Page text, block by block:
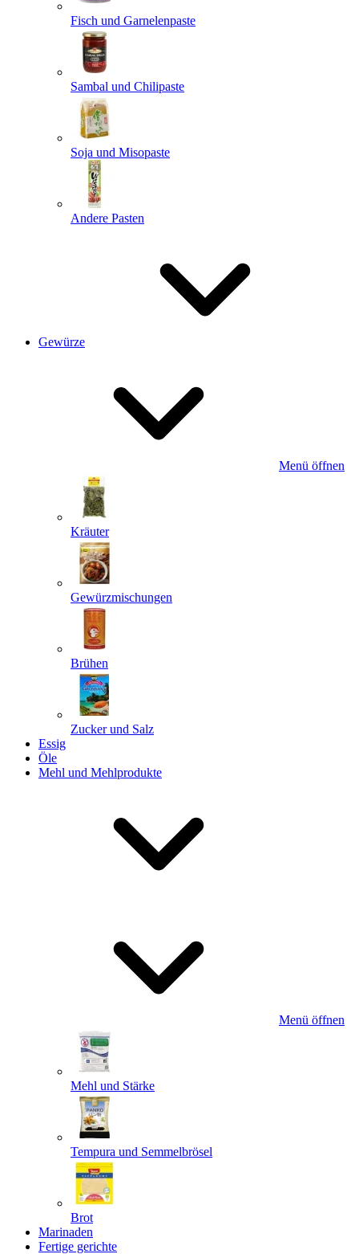
Fisch und Garnelenpaste
Sambal und Chilipaste
Soja und Misopaste
Andere Pasten
Gewürze
Menü öffnen
Kräuter
Gewürzmischungen
Brühen
Zucker und Salz
Essig
Öle
Mehl und Mehlprodukte
Menü öffnen
Mehl und Stärke
Tempura und Semmelbrösel
Brot
Marinaden
Fertige gerichte